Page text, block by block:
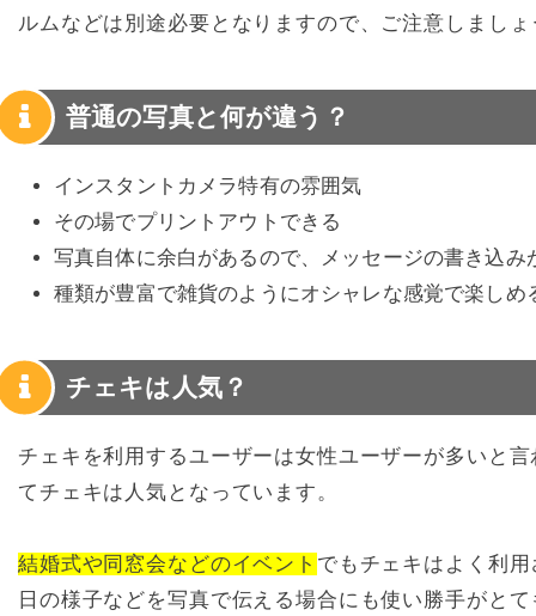
ルムなどは別途必要となりますので、ご注意しましょ
普通の写真と何が違う？
インスタントカメラ特有の雰囲気
その場でプリントアウトできる
写真自体に余白があるので、メッセージの書き込み
種類が豊富で雑貨のようにオシャレな感覚で楽しめ
チェキは人気？
チェキを利用するユーザーは女性ユーザーが多いと
てチェキは人気となっています。
結婚式や同窓会などのイベント でもチェキはよく利
日の様子などを写真で伝える場合にも使い勝手がと